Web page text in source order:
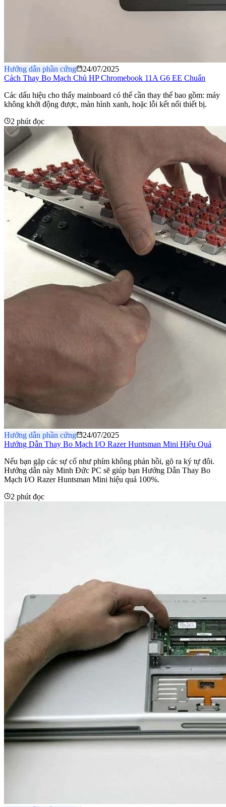
Hướng dẫn phần cứng
24/07/2025
Cách Thay Bo Mạch Chủ HP Chromebook 11A G6 EE Chuẩn
Các dấu hiệu cho thấy mainboard có thể cần thay thế bao gồm: máy
không khởi động được, màn hình xanh, hoặc lỗi kết nối thiết bị.
2 phút đọc
Hướng dẫn phần cứng
24/07/2025
Hướng Dẫn Thay Bo Mạch I/O Razer Huntsman Mini Hiệu Quả
Nếu bạn gặp các sự cố như phím không phản hồi, gõ ra ký tự đôi.
Hướng dẫn này Minh Đức PC sẽ giúp bạn Hướng Dẫn Thay Bo
Mạch I/O Razer Huntsman Mini hiệu quả 100%.
2 phút đọc